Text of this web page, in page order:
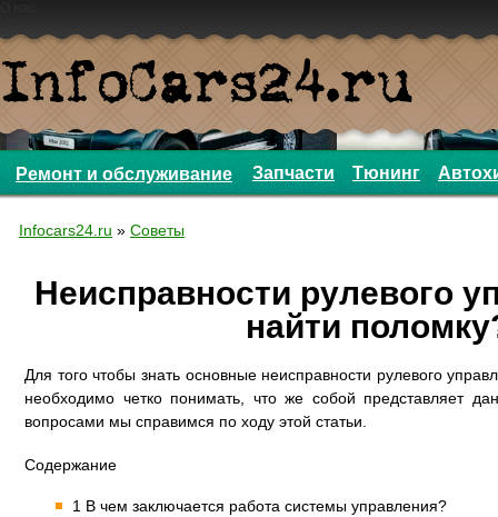
Ремонт и обслуживание Запчасти Тюнинг
Infocars24.ru » Советы
Неисправности рулевого
найти
Для того чтобы знать основные неисправности рулевого
необходимо четко понимать, что же собой представляет
вопросами мы справимся по ходу этой статьи.
Содержание
1 В чем заключается работа системы управления?